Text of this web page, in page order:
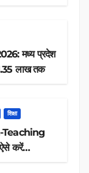
मध्य प्रदेश
लाख तक
शिक्षा
Teaching
करें